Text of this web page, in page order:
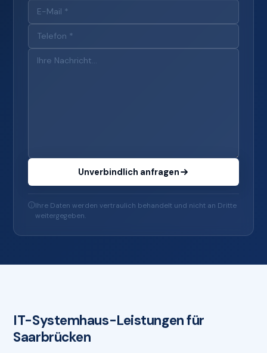
Unverbindlich anfragen
Ihre Daten werden vertraulich behandelt und nicht an Dritte
weitergegeben.
IT-Systemhaus-Leistungen für
Saarbrücken